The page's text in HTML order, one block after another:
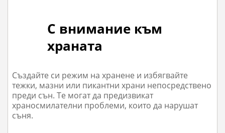
С внимание към
храната
Създайте си режим на хранене и избягвайте
тежки, мазни или пикантни храни непосредствено
преди сън. Те могат да предизвикат
храносмилателни проблеми, които да нарушат
съня.